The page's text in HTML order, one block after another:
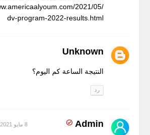
2021/05/
dv-program-2022-results.html
Unknown
النتيجة الساعة كم اليوم؟
رد
Admin 8 مايو 2021 في 11:14 ص